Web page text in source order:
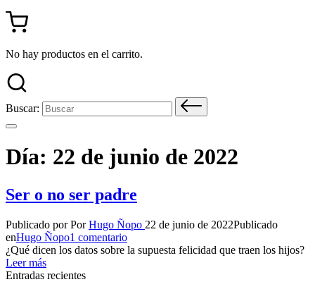
No hay productos en el carrito.
Buscar:
Día: 22 de junio de 2022
Ser o no ser padre
Publicado por PorHugo Ñopo 22 de junio de 2022Publicado
enHugo Ñopo1 comentario
¿Qué dicen los datos sobre la supuesta felicidad que traen los hijos?
Leer más
Entradas recientes